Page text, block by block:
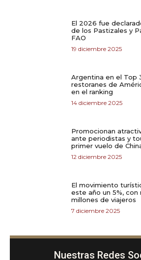
El 2026 fue
de los Pastizales y
FAO
19 diciembre 2025
Argentina en el Top
restoranes de
en el ranking
14 diciembre 2025
Promocionan
ante periodistas y
primer vuelo de
12 diciembre 2025
El movimiento
este año un 5%, con
millones de viajeros
7 diciembre 2025
Nuestras Redes